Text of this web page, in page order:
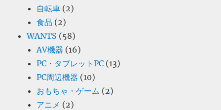
自転車 (2)
食品 (2)
WANTS (58)
AV機器 (16)
PC・タブレットPC (13)
PC周辺機器 (10)
おもちゃ・ゲーム (2)
アニメ (2)